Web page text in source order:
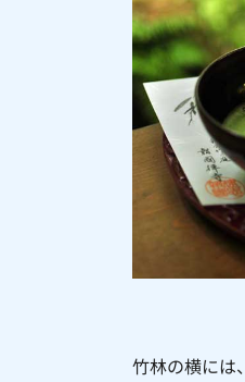
竹林の横には